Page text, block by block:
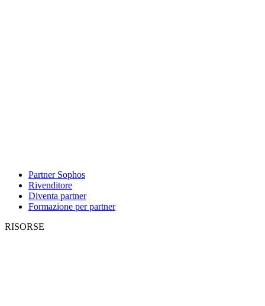
Partner Sophos
Rivenditore
Diventa partner
Formazione per partner
RISORSE